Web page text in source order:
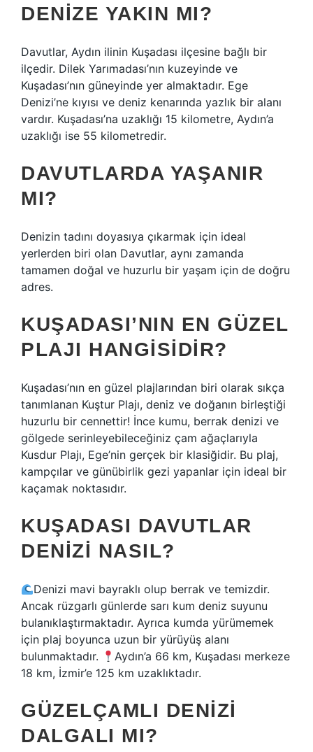
DENIZE YAKIN MI?
Davutlar, Aydın ilinin Kuşadası ilçesine bağlı bir
ilçedir. Dilek Yarımadası’nın kuzeyinde ve
Kuşadası’nın güneyinde yer almaktadır. Ege
Denizi’ne kıyısı ve deniz kenarında yazlık bir alanı
vardır. Kuşadası’na uzaklığı 15 kilometre, Aydın’a
uzaklığı ise 55 kilometredir.
DAVUTLARDA YAŞANIR
MI?
Denizin tadını doyasıya çıkarmak için ideal
yerlerden biri olan Davutlar, aynı zamanda
tamamen doğal ve huzurlu bir yaşam için de doğru
adres.
KUŞADASI’NIN EN GÜZEL
PLAJI HANGISIDIR?
Kuşadası’nın en güzel plajlarından biri olarak sıkça
tanımlanan Kuştur Plajı, deniz ve doğanın birleştiği
huzurlu bir cennettir! İnce kumu, berrak denizi ve
gölgede serinleyebileceğiniz çam ağaçlarıyla
Kusdur Plajı, Ege’nin gerçek bir klasiğidir. Bu plaj,
kampçılar ve günübirlik gezi yapanlar için ideal bir
kaçamak noktasıdır.
KUŞADASI DAVUTLAR
DENIZI NASIL?
Denizi mavi bayraklı olup berrak ve temizdir.
Ancak rüzgarlı günlerde sarı kum deniz suyunu
bulanıklaştırmaktadır. Ayrıca kumda yürümemek
için plaj boyunca uzun bir yürüyüş alanı
bulunmaktadır.
Aydın’a 66 km, Kuşadası merkeze
18 km, İzmir’e 125 km uzaklıktadır.
GÜZELÇAMLI DENIZI
DALGALI MI?